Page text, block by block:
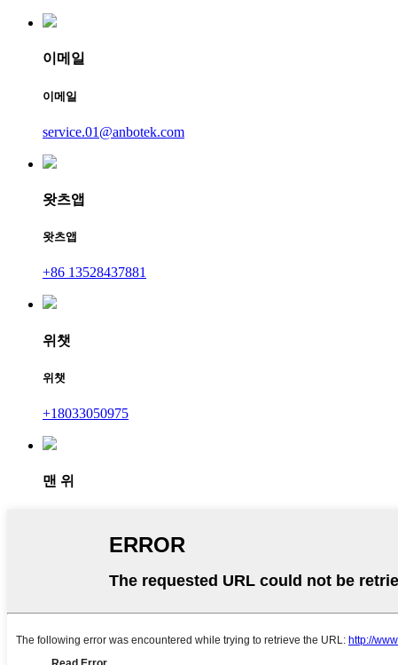
이메일
이메일
service.01@anbotek.com
왓츠앱
왓츠앱
+86 13528437881
위챗
위챗
+18033050975
맨 위